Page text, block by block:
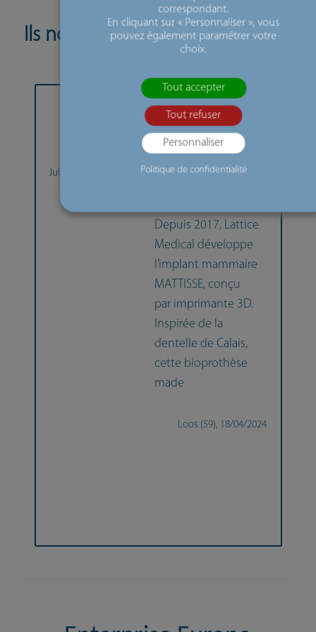
Ils nous ont fait confiance
Julien Payen, CEO de
Lattice Medical
révolutionne la
reconstruction
Depuis 2017, Lattice
Medical développe
l’implant mammaire
MATTISSE, conçu
par imprimante 3D.
Inspirée de la
dentelle de Calais,
cette bioprothèse
made
Loos (59), 18/04/2024
correspondant.
En cliquant sur « Personnaliser », vous
pouvez également paramétrer votre
choix.
Tout accepter
Tout refuser
Personnaliser
Politique de confidentialité